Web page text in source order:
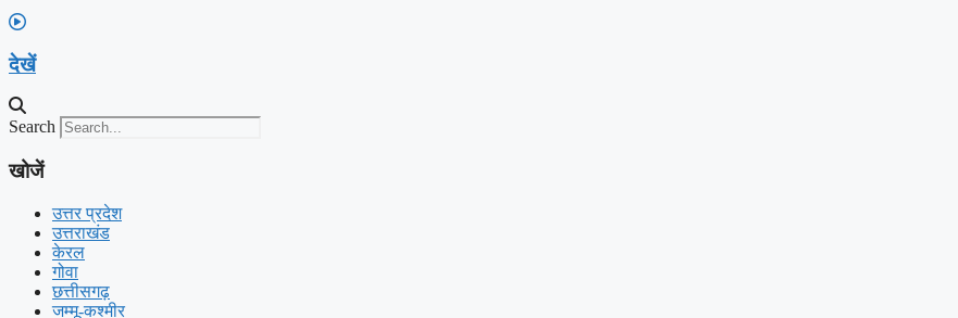
देखें
Search
खोजें
उत्तर प्रदेश
उत्तराखंड
केरल
गोवा
छत्तीसगढ़
जम्मू-कश्मीर